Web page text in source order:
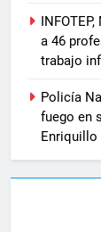
a 46
trabajo
Policía
fuego en
Enriquillo